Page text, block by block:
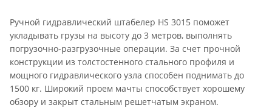
Ручной гидравлический штабелер HS 3015 поможет
укладывать грузы на высоту до 3 метров, выполнять
погрузочно-разгрузочные операции. За счет прочной
конструкции из толстостенного стального профиля и
мощного гидравлического узла способен поднимать до
1500 кг. Широкий проем мачты способствует хорошему
обзору и закрыт стальным решетчатым экраном.